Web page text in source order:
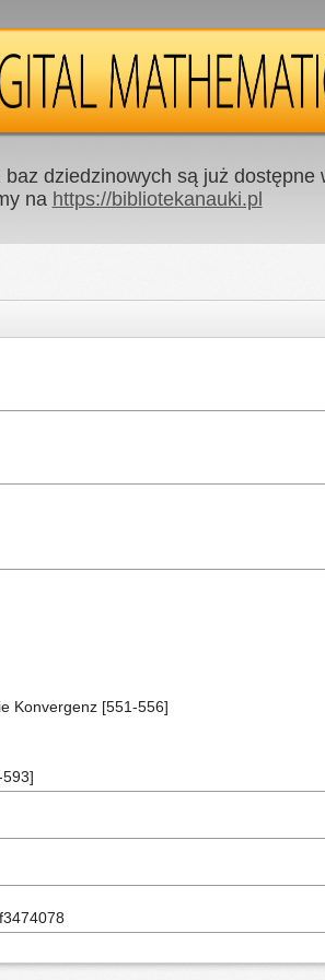
dziedzinowych są już
na https://bibliotekanauki.pl
Konvergenz [551-556]